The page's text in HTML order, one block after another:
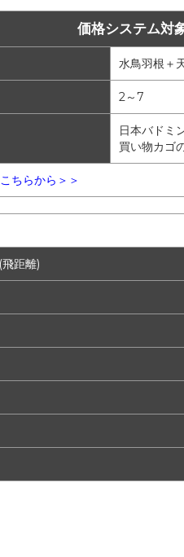
価格システム対
水鳥羽根＋
2～7
日本バドミ
買い物カゴ
ちらから＞＞
距離)